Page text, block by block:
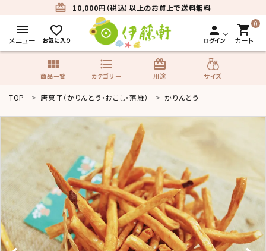
card_giftcard 10,000円（税込）以上のお買上で送料無料
menu
メニュー
favorite_border
お気に入り
person
ログイン
0
shopping_cart
カート
view_module
商品一覧
format_list_bulleted
カテゴリー
card_giftcard
用途 サイズ
商品一覧
カテゴリーから探す
用途から探す
サイズから探す
TOP 唐菓子（かりんとう・おこし・落雁） かりんとう